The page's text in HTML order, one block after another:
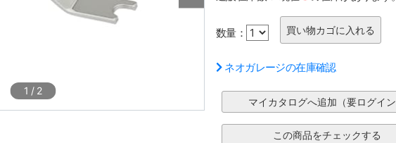
1 / 2
数量：
ネオガレージの在庫確認